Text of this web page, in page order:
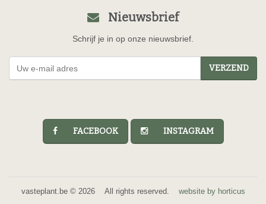
Nieuwsbrief
Schrijf je in op onze nieuwsbrief.
VERZEND
FACEBOOK INSTAGRAM
vasteplant.be © 2026 All rights reserved. website by horticus